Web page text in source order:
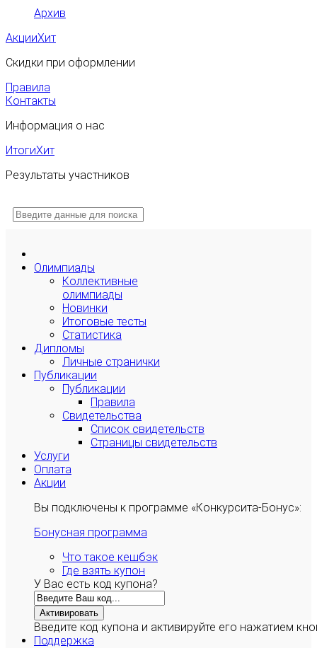
Архив
АкцииХит
Скидки при оформлении
Правила
Контакты
Информация о нас
ИтогиХит
Результаты участников
Олимпиады
Коллективные
олимпиады
Новинки
Итоговые тесты
Статистика
Дипломы
Личные странички
Публикации
Публикации
Правила
Свидетельства
Список свидетельств
Страницы свидетельств
Услуги
Оплата
Акции
Вы подключены к программе «Конкурсита-Бонус»:
Бонусная программа
Что такое кешбэк
Где взять купон
У Вас есть код купона?
Активировать
Введите код купона и активируйте его нажатием
Поддержка